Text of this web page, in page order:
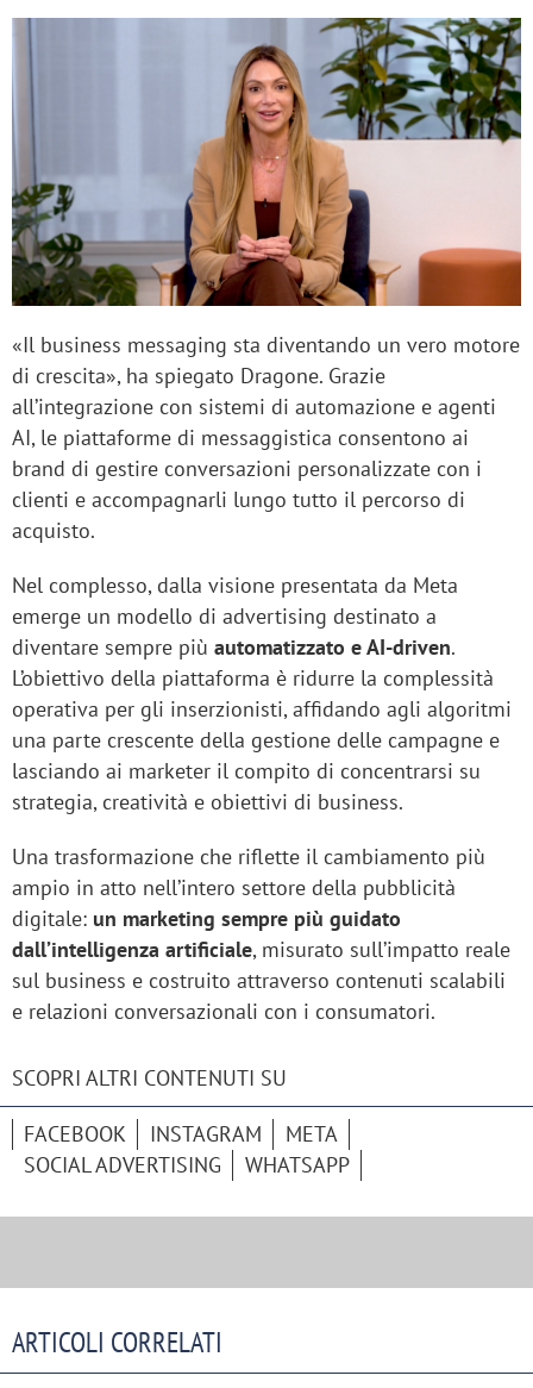
«Il business messaging sta diventando un vero motore
di crescita», ha spiegato Dragone. Grazie
all’integrazione con sistemi di automazione e agenti
AI, le piattaforme di messaggistica consentono ai
brand di gestire conversazioni personalizzate con i
clienti e accompagnarli lungo tutto il percorso di
acquisto.
Nel complesso, dalla visione presentata da Meta
emerge un modello di advertising destinato a
diventare sempre più automatizzato e AI-driven.
L’obiettivo della piattaforma è ridurre la complessità
operativa per gli inserzionisti, affidando agli algoritmi
una parte crescente della gestione delle campagne e
lasciando ai marketer il compito di concentrarsi su
strategia, creatività e obiettivi di business.
Una trasformazione che riflette il cambiamento più
ampio in atto nell’intero settore della pubblicità
digitale: un marketing sempre più guidato
dall’intelligenza artificiale, misurato sull’impatto reale
sul business e costruito attraverso contenuti scalabili
e relazioni conversazionali con i consumatori.
SCOPRI ALTRI CONTENUTI SU
FACEBOOK INSTAGRAM
META
SOCIAL ADVERTISING
WHATSAPP
ARTICOLI CORRELATI